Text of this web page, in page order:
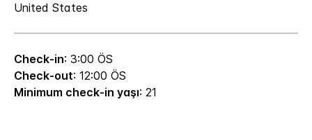
United States
Check-in: 3:00 ÖS
Check-out: 12:00 ÖS
Minimum check-in yaşı: 21